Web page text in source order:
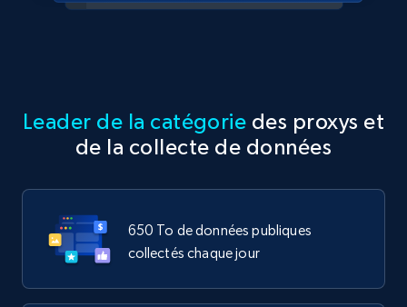
Leader de la catégorie des proxys et
de la collecte de données
650 To de données publiques
collectés chaque jour